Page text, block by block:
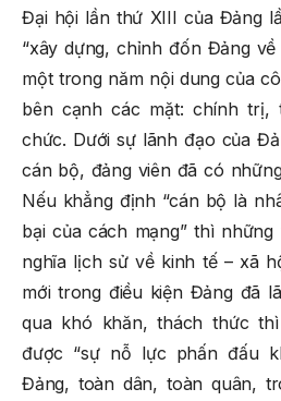
Đại hội lần thứ XIII của Đảng
“xây dựng, chỉnh đốn Đảng
một trong năm nội dung của
bên cạnh các mặt: chính trị,
chức. Dưới sự lãnh đạo của
cán bộ, đảng viên đã có
Nếu khẳng định “cán bộ là
bại của cách mạng” thì
nghĩa lịch sử về kinh tế – xã
mới trong điều kiện Đảng đã
qua khó khăn, thách thức
được “sự nỗ lực phấn đấu
Đảng, toàn dân, toàn quân,